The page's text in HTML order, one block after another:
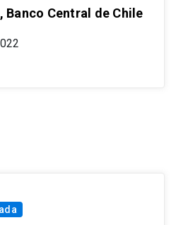
Banco Central de Chile